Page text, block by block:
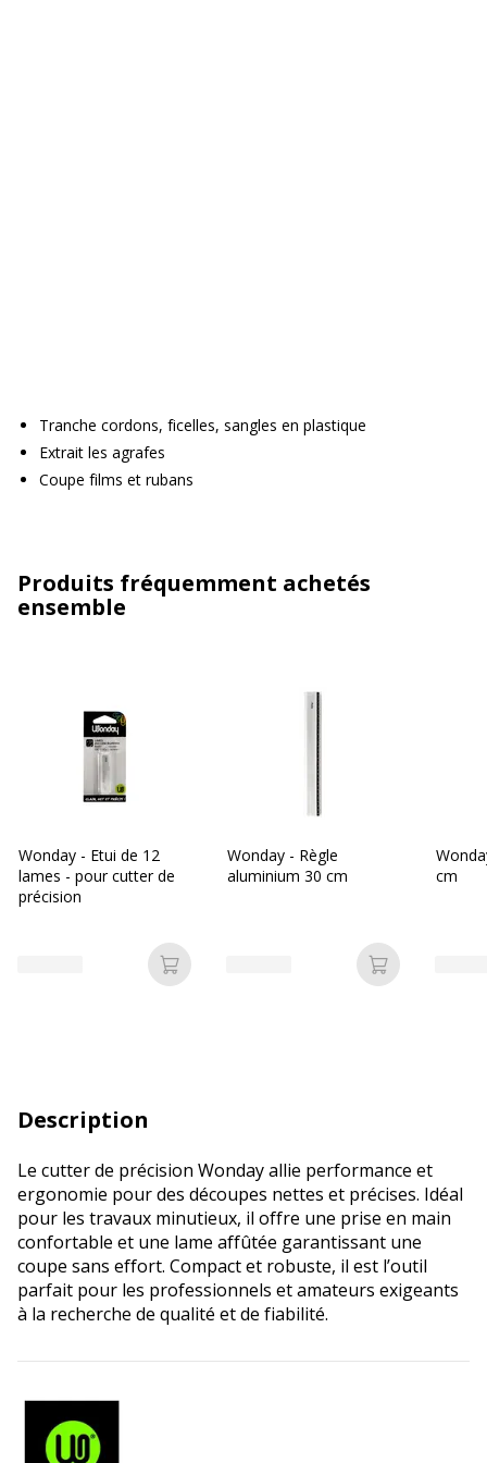
Tranche cordons, ficelles, sangles en plastique
Extrait les agrafes
Coupe films et rubans
Produits fréquemment achetés
ensemble
Wonday - Etui de 12
lames - pour cutter de
précision
Ajouter au panier
Wonday - Règle
aluminium 30 cm
Ajouter au
cm
Description
Le cutter de précision Wonday allie performance et
ergonomie pour des découpes nettes et précises. Idéal
pour les travaux minutieux, il offre une prise en main
confortable et une lame affûtée garantissant une
coupe sans effort. Compact et robuste, il est l’outil
parfait pour les professionnels et amateurs exigeants
à la recherche de qualité et de fiabilité.